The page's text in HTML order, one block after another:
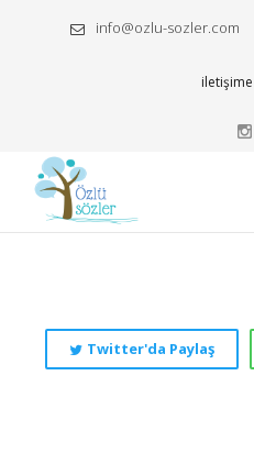
info@ozlu-sozler.com
Twitter'da Paylaş